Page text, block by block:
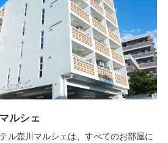
ルシェ
ル壺川マルシェは、すべてのお部屋に